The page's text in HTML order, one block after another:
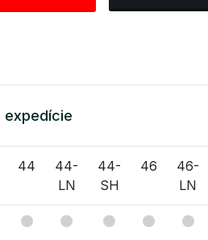
expedície
44
44-
LN
44-
SH
46
46-
LN